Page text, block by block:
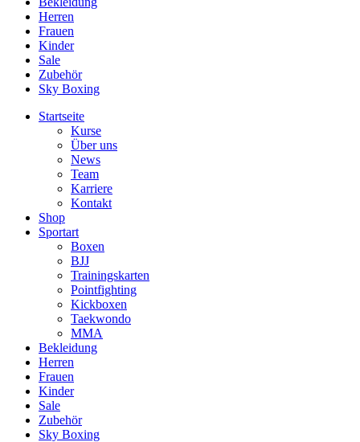
Herren
Frauen
Kinder
Sale
Zubehör
Sky Boxing
Startseite
Kurse
Über uns
News
Team
Karriere
Kontakt
Shop
Sportart
Boxen
BJJ
Trainingskarten
Pointfighting
Kickboxen
Taekwondo
MMA
Bekleidung
Herren
Frauen
Kinder
Sale
Zubehör
Sky Boxing